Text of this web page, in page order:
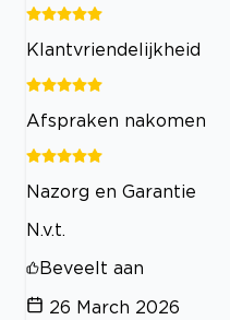
Klantvriendelijkheid
Afspraken nakomen
Nazorg en Garantie
N.v.t.
Beveelt aan
26 March 2026